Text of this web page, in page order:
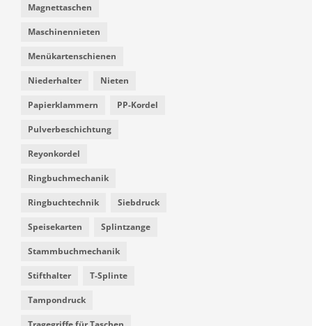
Magnettaschen
Maschinennieten
Menükartenschienen
Niederhalter Nieten
Papierklammern PP-Kordel
Pulverbeschichtung
Reyonkordel
Ringbuchmechanik
Ringbuchtechnik Siebdruck
Speisekarten Splintzange
Stammbuchmechanik
Stifthalter T-Splinte
Tampondruck